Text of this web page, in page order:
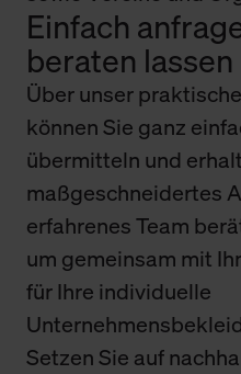
Einfach
beraten lassen
Über unser
können Sie ganz
übermitteln und
maßgeschneidertes
erfahrenes Team
um gemeinsam mit
für Ihre individuelle
Setzen Sie auf